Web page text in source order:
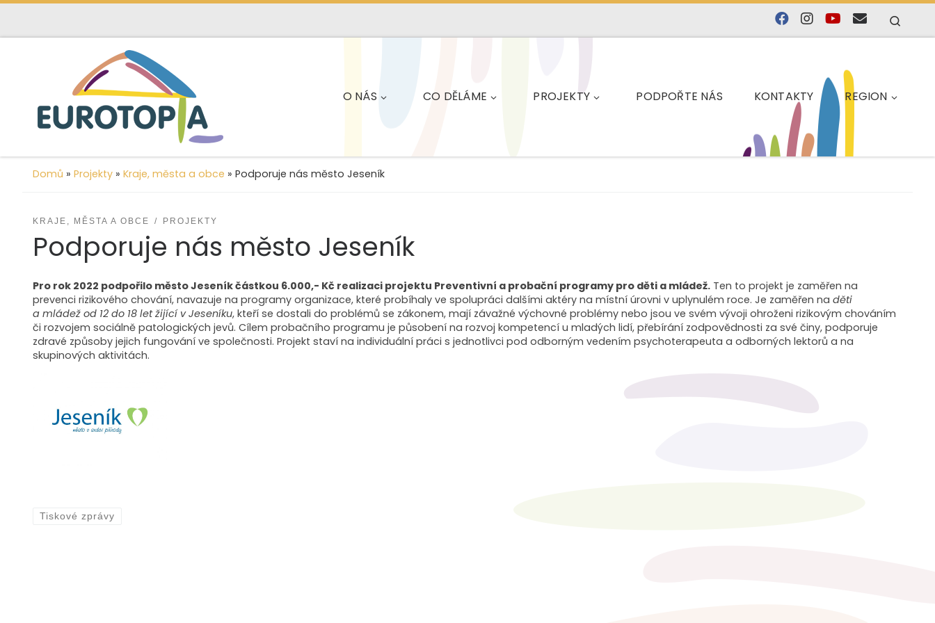
content
O NÁS CO DĚLÁME PROJEKTY PODPOŘTE NÁS KONTAKTY REGION
Domů » Projekty » Kraje, města a obce » Podporuje nás město Jeseník
KRAJE, MĚSTA A OBCE PROJEKTY
Podporuje nás město Jeseník
Pro rok 2022 podpořilo město Jeseník částkou 6.000,- Kč realizaci projektu Preventivní a probační programy pro děti a mládež. Ten to projekt je zaměřen na
prevenci rizikového chování, navazuje na programy organizace, které probíhaly ve spolupráci dalšími aktéry na místní úrovni v uplynulém roce. Je zaměřen na děti
a mládež od 12 do 18 let žijící v Jeseníku, kteří se dostali do problémů se zákonem, mají závažné výchovné problémy nebo jsou ve svém vývoji ohroženi rizikovým chováním
či rozvojem sociálně patologických jevů. Cílem probačního programu je působení na rozvoj kompetencí u mladých lidí, přebírání zodpovědnosti za své činy, podporuje
zdravé způsoby jejich fungování ve společnosti. Projekt staví na individuální práci s jednotlivci pod odborným vedením psychoterapeuta a odborných lektorů a na
skupinových aktivitách.
Tiskové zprávy